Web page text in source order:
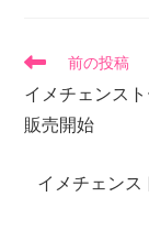
前の投稿
イメチェンス
販売開始
イメチェンス